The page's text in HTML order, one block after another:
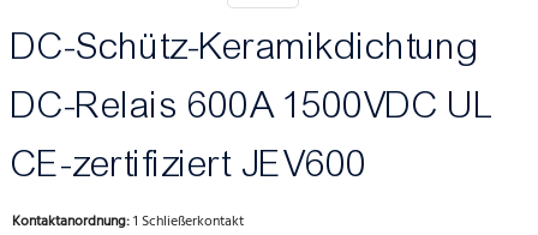
DC-Schütz-Keramikdichtung
DC-Relais 600A 1500VDC UL
CE-zertifiziert JEV600
Kontaktanordnung:1 Schließerkontakt